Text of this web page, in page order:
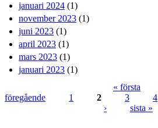
januari 2024 (1)
november 2023 (1)
juni 2023 (1)
april 2023 (1)
mars 2023 (1)
januari 2023 (1)
Sidor
« första
föregående
1 2 3 4
›
sista »